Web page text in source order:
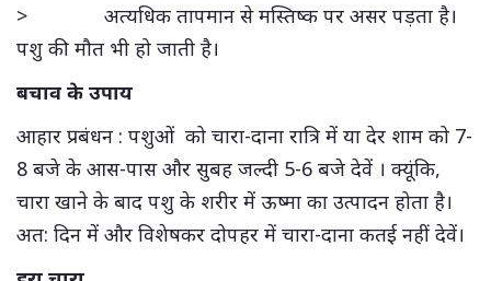
> अत्यधिक तापमान से मस्तिष्क पर असर पड़ता है।
पशु की मौत भी हो जाती है।
बचाव के उपाय
आहार प्रबंधन : पशुओं को चारा-दाना रात्रि में या देर शाम को 7-
8 बजे के आस-पास और सुबह जल्दी 5-6 बजे देवें । क्यूंकि,
चारा खाने के बाद पशु के शरीर में ऊष्मा का उत्पादन होता है।
अत: दिन में और विशेषकर दोपहर में चारा-दाना कतई नहीं देवें।